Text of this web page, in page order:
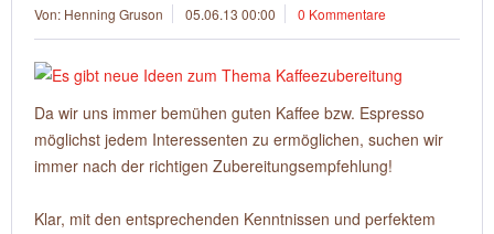
Von: Henning Gruson 05.06.13 00:00 0 Kommentare
Da wir uns immer bemühen guten Kaffee bzw. Espresso
möglichst jedem Interessenten zu ermöglichen, suchen wir
immer nach der richtigen Zubereitungsempfehlung!
Klar, mit den entsprechenden Kenntnissen und perfektem